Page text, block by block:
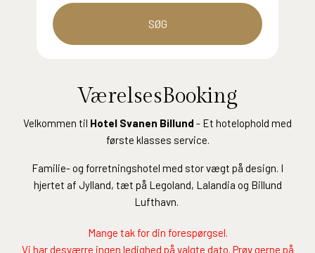
SØG
VærelsesBooking
Velkommen til Hotel Svanen Billund - Et hotelophold med
første klasses service.
Familie- og forretningshotel med stor vægt på design. I
hjertet af Jylland, tæt på Legoland, Lalandia og Billund
Lufthavn.
Mange tak for din forespørgsel.
Vi har desværre ingen ledighed på valgte dato. Prøv gerne på